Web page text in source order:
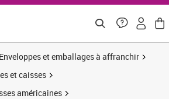
Enveloppes et emballages à affranchir
et caisses
américaines